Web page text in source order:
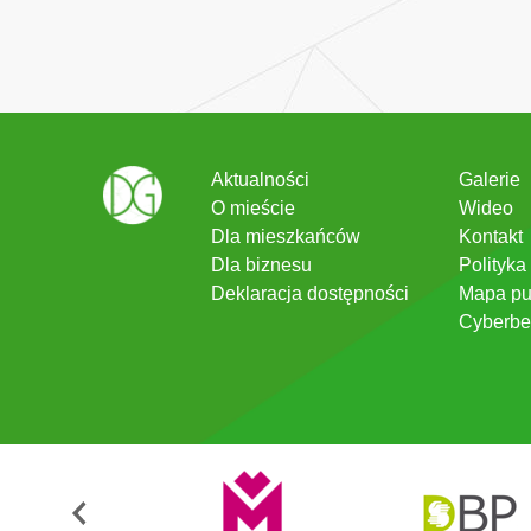
Aktualności
O mieście
Dla mieszkańców
Dla biznesu
Deklaracja dostępności
Galerie
Wideo
Kontakt
Mapa